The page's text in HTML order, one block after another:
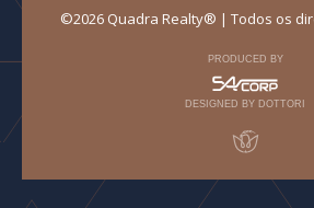
©2026 Quadra Realty® | Todos os
PRODUCED BY
DESIGNED BY DOTTORI